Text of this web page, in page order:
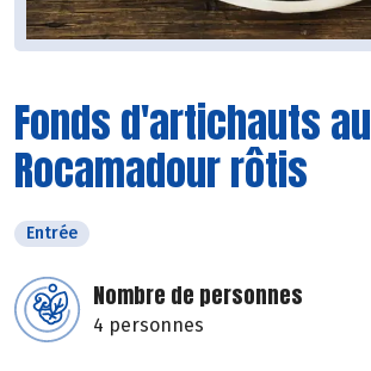
Fonds d'artichauts au
Rocamadour rôtis
Entrée
Nombre de personnes
4 personnes